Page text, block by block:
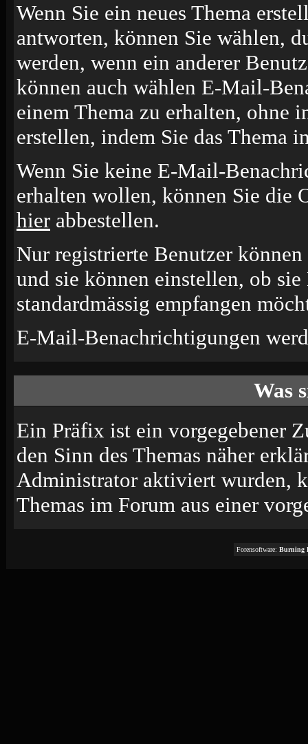
Wenn Sie ein neues Thema
antworten, können Sie wählen,
werden, wenn ein anderer
können auch wählen E-Mail-
einem Thema zu erhalten, ohne
erstellen, indem Sie das Thema
Wenn Sie keine E-Mail-
erhalten wollen, können Sie die
hier abbestellen.
Nur registrierte Benutzer
und sie können einstellen, ob
standardmässig empfangen
E-Mail-Benachrichtigungen
Was
Ein Präfix ist ein vorgegebener
den Sinn des Themas näher
Administrator aktiviert wurden,
Themas im Forum aus einer
Forensoftware: Burning